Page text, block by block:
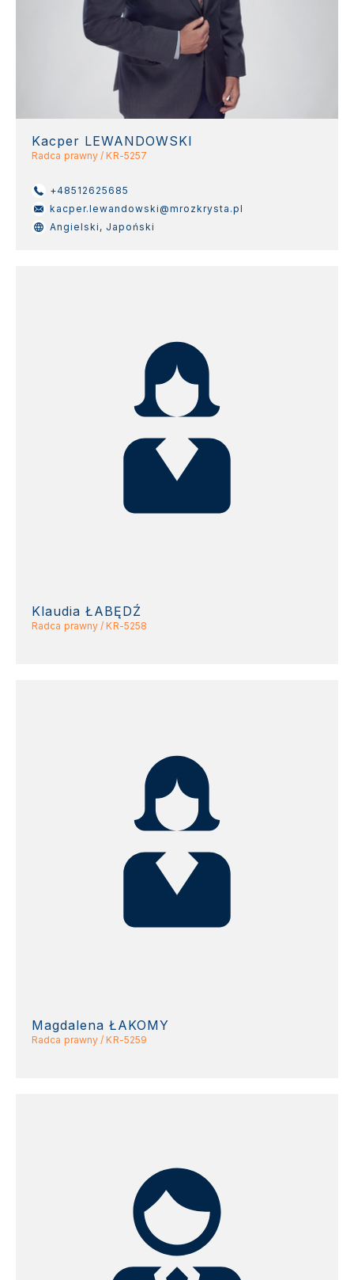
Kacper LEWANDOWSKI
Radca prawny / KR-5257
+48512625685
kacper.lewandowski@mrozkrysta.pl
Angielski, Japoński
Klaudia ŁABĘDŹ
Radca prawny / KR-5258
Magdalena ŁAKOMY
Radca prawny / KR-5259